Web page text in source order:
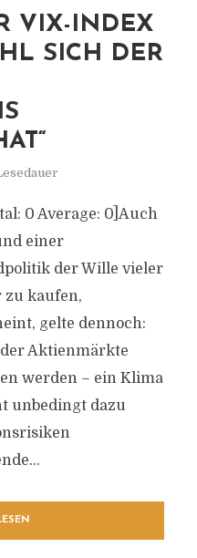
VIX-INDEX
SICH DER
0 Average: 0]Auch
einer
der Wille vieler
kaufen,
gelte dennoch:
Aktienmärkte
werden – ein Klima
unbedingt dazu